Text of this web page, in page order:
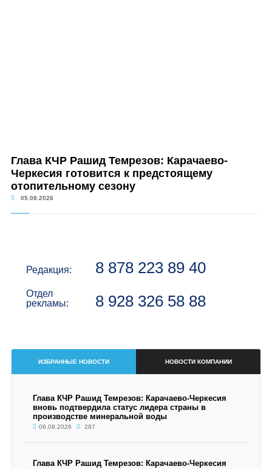
Глава КЧР Рашид Темрезов: Карачаево-
Черкесия готовится к предстоящему
отопительному сезону
05.08.2026
Редакция: 8 878 223 89 40
Отдел
рекламы:
8 928 326 58 88
ИЗБРАННЫЕ НОВОСТИ НОВОСТИ КОМПАНИИ
Глава КЧР Рашид Темрезов: Карачаево-Черкесия
вновь подтвердила статус лидера страны в
производстве минеральной воды
06.08.2026 287
Глава КЧР Рашид Темрезов: Карачаево-Черкесия